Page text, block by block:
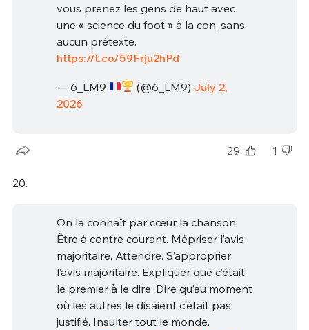
vous prenez les gens de haut avec
une « science du foot » à la con, sans
aucun prétexte.
https://t.co/59Frju2hPd
— 6_LM9 (@6_LM9) July 2,
2026
29 1
20.
On la connaît par cœur la chanson.
Être à contre courant. Mépriser l’avis
majoritaire. Attendre. S’approprier
l’avis majoritaire. Expliquer que c’était
le premier à le dire. Dire qu’au moment
où les autres le disaient c’était pas
justifié. Insulter tout le monde.